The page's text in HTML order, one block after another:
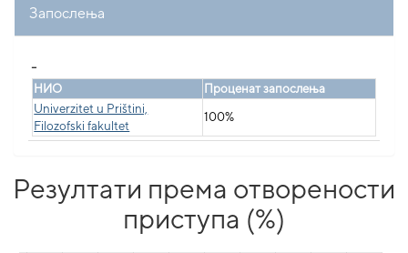
Запослења
НИО
Проценат запослења
Univerzitet u Prištini,
Filozofski fakultet
100%
Резултати према отворености
приступа (%)